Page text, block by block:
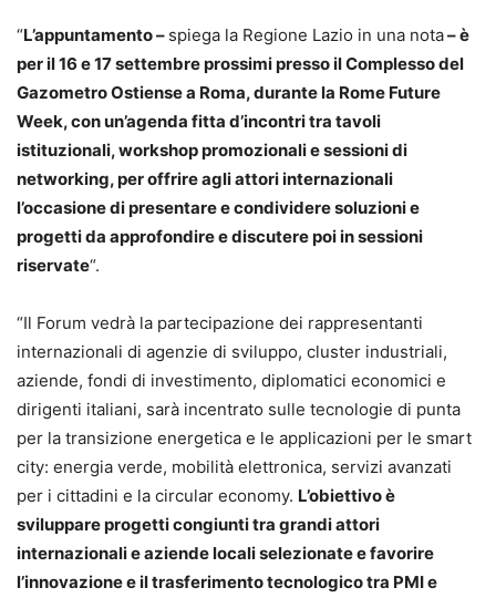
“L’appuntamento – spiega la Regione Lazio in una nota– è
per il 16 e 17 settembre prossimi presso il Complesso del
Gazometro Ostiense a Roma, durante la Rome Future
Week, con un’agenda fitta d’incontri tra tavoli
istituzionali, workshop promozionali e sessioni di
networking, per offrire agli attori internazionali
l’occasione di presentare e condividere soluzioni e
progetti da approfondire e discutere poi in sessioni
riservate“.
“Il Forum vedrà la partecipazione dei rappresentanti
internazionali di agenzie di sviluppo, cluster industriali,
aziende, fondi di investimento, diplomatici economici e
dirigenti italiani, sarà incentrato sulle tecnologie di punta
per la transizione energetica e le applicazioni per le smart
city: energia verde, mobilità elettronica, servizi avanzati
per i cittadini e la circular economy. L’obiettivo è
sviluppare progetti congiunti tra grandi attori
internazionali e aziende locali selezionate e favorire
l’innovazione e il trasferimento tecnologico tra PMI e